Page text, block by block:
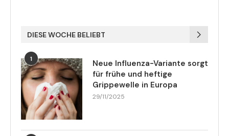
DIESE WOCHE BELIEBT
1
Neue Influenza-Variante sorgt
für frühe und heftige
Grippewelle in Europa
29/11/2025